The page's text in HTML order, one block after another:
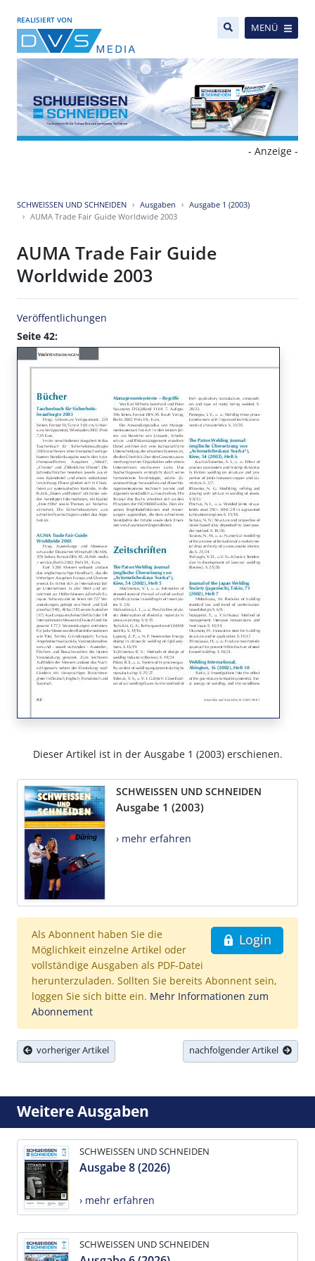
REALISIERT VON
MENÜ
- Anzeige -
SCHWEISSEN UND SCHNEIDEN Ausgaben
Ausgabe 1 (2003)
AUMA Trade Fair Guide Worldwide 2003
AUMA Trade Fair Guide
Worldwide 2003
Veröffentlichungen
Seite 42:
Dieser Artikel ist in der Ausgabe 1 (2003) erschienen.
SCHWEISSEN UND SCHNEIDEN
Ausgabe 1 (2003)
› mehr erfahren
Login
Als Abonnent haben Sie die
Möglichkeit einzelne Artikel oder
vollständige Ausgaben als PDF-Datei
herunterzuladen. Sollten Sie bereits Abonnent sein,
loggen Sie sich bitte ein. Mehr Informationen zum
Abonnement
vorheriger Artikel nachfolgender Artikel
Weitere Ausgaben
SCHWEISSEN UND SCHNEIDEN
Ausgabe 8 (2026)
› mehr erfahren
SCHWEISSEN UND SCHNEIDEN